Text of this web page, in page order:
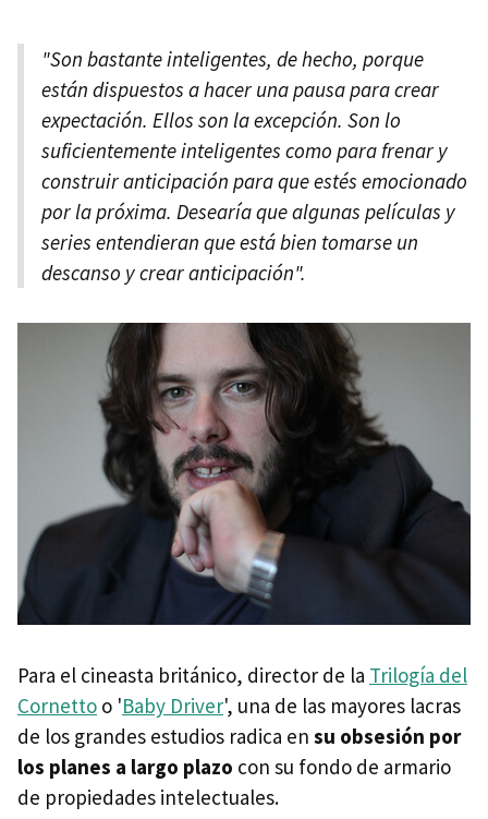
"Son bastante inteligentes, de hecho, porque
están dispuestos a hacer una pausa para crear
expectación. Ellos son la excepción. Son lo
suficientemente inteligentes como para frenar y
construir anticipación para que estés emocionado
por la próxima. Desearía que algunas películas y
series entendieran que está bien tomarse un
descanso y crear anticipación".
Para el cineasta británico, director de la Trilogía del
Cornetto o 'Baby Driver', una de las mayores lacras
de los grandes estudios radica en su obsesión por
los planes a largo plazo con su fondo de armario
de propiedades intelectuales.